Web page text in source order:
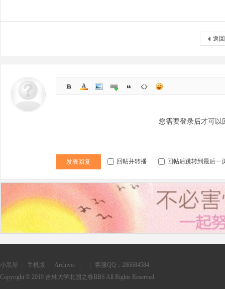
返
您需要登录后才可以
发表回复 回帖并转播 回帖后跳转到最后一
小黑屋 手机版 Archiver
客服QQ：286684584
Copyright © 2019 吉林大学北国之春BBS All Rights Reserved.